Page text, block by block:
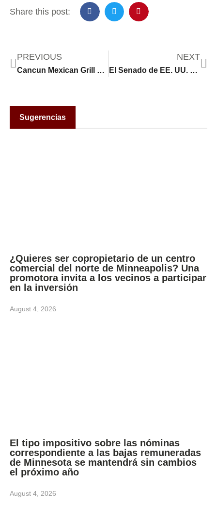
Share this post:
PREVIOUS
Cancun Mexican Grill & Cantina: Una Receta para la Sostenibilidad
NEXT
El Senado de EE. UU. bloquea la Ley SAVE America de Trump, frustrando las restricciones al voto
Sugerencias
¿Quieres ser copropietario de un centro
comercial del norte de Minneapolis? Una
promotora invita a los vecinos a participar
en la inversión
August 4, 2026
El tipo impositivo sobre las nóminas
correspondiente a las bajas remuneradas
de Minnesota se mantendrá sin cambios
el próximo año
August 4, 2026